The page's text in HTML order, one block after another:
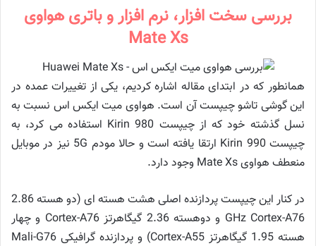
بررسی سخت افزار، نرم افزار و باتری هواوی
Mate Xs
همانطور که در ابتدای مقاله اشاره کردیم، یکی از تغییرات عمده در
این گوشی تاشو چیپست آن است. هواوی میت ایکس اس نسبت به
نسل گذشته خود که از چیپست Kirin 980 استفاده می کرد، به
چیپست Kirin 990 ارتقا یافته است و حالا مودم 5G نیز در موبایل
منعطف هواوی Mate Xs وجود دارد.
در کنار این چیپست پردازنده اصلی هشت هسته ای (دو هسته 2.86
GHz Cortex-A76 و دوهسته 2.36 گیگاهرتز Cortex-A76 و چهار
هسته 1.95 گیگاهرتز Cortex-A55) و پردازنده گرافیکی Mali-G76